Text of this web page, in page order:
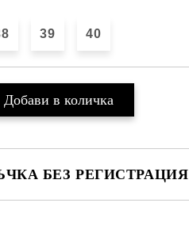
39 40
БЕЗ РЕГИСТРАЦИЯ